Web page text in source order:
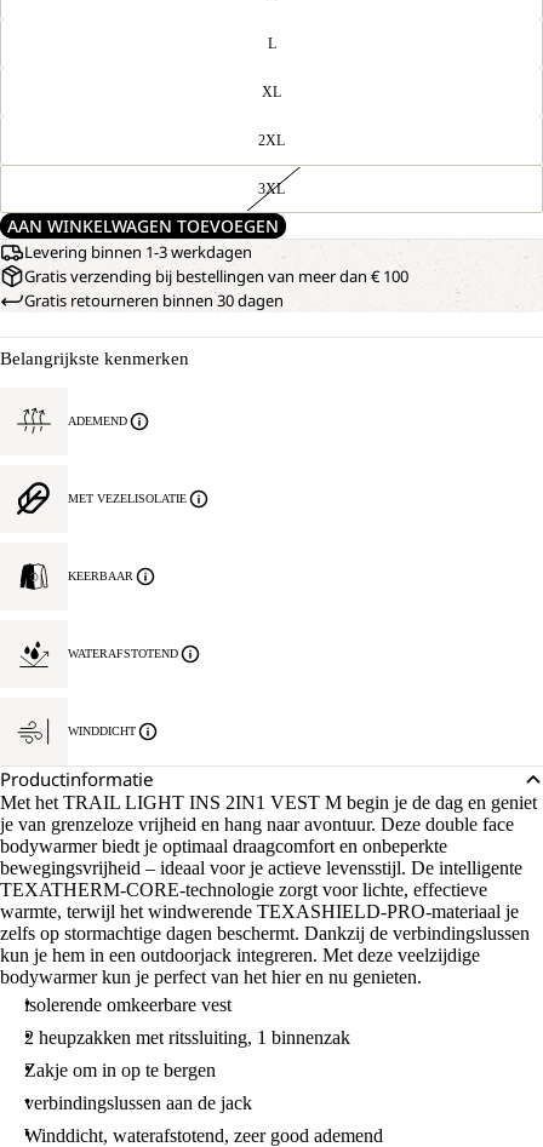
L
XL
2XL
3XL
AAN WINKELWAGEN TOEVOEGEN
Levering binnen 1-3 werkdagen
Gratis verzending bij bestellingen van meer dan € 100
Gratis retourneren binnen 30 dagen
Belangrijkste kenmerken
ADEMEND
MET VEZELISOLATIE
KEERBAAR
WATERAFSTOTEND
WINDDICHT
Productinformatie
Met het TRAIL LIGHT INS 2IN1 VEST M begin je de dag en geniet
je van grenzeloze vrijheid en hang naar avontuur. Deze double face
bodywarmer biedt je optimaal draagcomfort en onbeperkte
bewegingsvrijheid – ideaal voor je actieve levensstijl. De intelligente
TEXATHERM-CORE-technologie zorgt voor lichte, effectieve
warmte, terwijl het windwerende TEXASHIELD-PRO-materiaal je
zelfs op stormachtige dagen beschermt. Dankzij de verbindingslussen
kun je hem in een outdoorjack integreren. Met deze veelzijdige
bodywarmer kun je perfect van het hier en nu genieten.
isolerende omkeerbare vest
2 heupzakken met ritssluiting, 1 binnenzak
Zakje om in op te bergen
verbindingslussen aan de jack
Winddicht, waterafstotend, zeer good ademend